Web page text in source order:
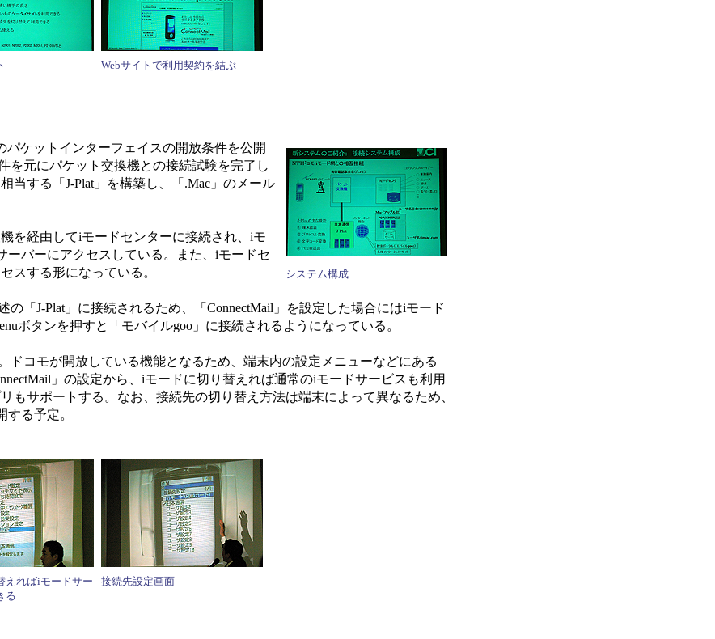
Webサイトで利用契約を結ぶ
システム構成
ケットインターフェイスの開放条件を公開
を元にパケット交換機との接続試験を完了し
当する「J-Plat」を構築し、「.Mac」のメール
を経由してiモードセンターに接続され、iモ
ーバーにアクセスしている。また、iモードセ
スする形になっている。
「J-Plat」に接続されるため、「ConnectMail」を設定した場合にはiモード
ボタンを押すと「モバイルgoo」に接続されるようになっている。
コモが開放している機能となるため、端末内の設定メニューなどにある
」の設定から、iモードに切り替えれば通常のiモードサービスも利用
もサポートする。なお、接続先の切り替え方法は端末によって異なるため、
する予定。
えればiモードサー
る
接続先設定画面